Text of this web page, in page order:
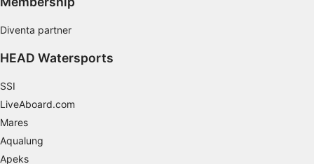
Diventa partner
HEAD Watersports
SSI
LiveAboard.com
Mares
Aqualung
Apeks
provenienti da fonti diverse
Sviluppare e migliorare i servizi
Utilizzare dati limitati per la selezione dei
Riconoscere i dispositivi in base a
informazioni richieste attivamente